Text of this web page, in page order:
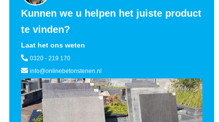
Kunnen we u helpen het juiste product
te vinden?
Laat het ons weten
0320 - 219 170
info@onlinebetonstenen.nl